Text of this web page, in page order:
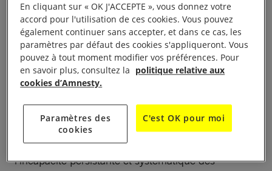
nouvelle enquête révèle également que le projet de
nettoyage d’un milliard de dollars initié par le
gouvernement nigérian en 2016 s’est avéré
inefficace.
Pourtant, c’est bel et bien l’extraction de pétrole et
de gaz qui a causé une contamination continue, à
grande échelle, de l’eau et du sol en territoire ogoni,
pendant près de 50 ans. Et, en raison de
l’incapacité persistante et systématique des
En cliquant sur « OK J'ACCEPTE », vous donnez votre
accord pour l'utilisation de ces cookies. Vous pouvez
également continuer sans accepter, et dans ce cas, les
paramètres par défaut des cookies s'appliqueront. Vous
pouvez à tout moment modifier vos préférences. Pour
en savoir plus, consultez la politique relative aux
cookies d’Amnesty.
Paramètres des
cookies
C'est OK pour moi